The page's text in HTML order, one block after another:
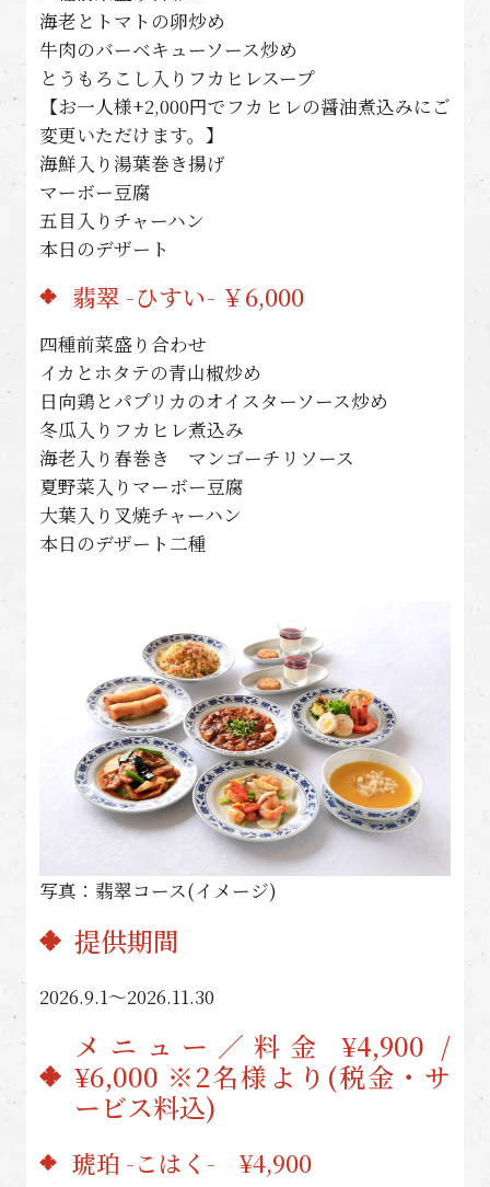
海老とトマトの卵炒め
牛肉のバーベキューソース炒め
とうもろこし入りフカヒレスープ
【お一人様+2,000円でフカヒレの醤油煮込みにご
変更いただけます。】
海鮮入り湯葉巻き揚げ
マーボー豆腐
五目入りチャーハン
本日のデザート
翡翠 -ひすい- ￥6,000
四種前菜盛り合わせ
イカとホタテの青山椒炒め
日向鶏とパプリカのオイスターソース炒め
冬瓜入りフカヒレ煮込み
海老入り春巻き マンゴーチリソース
夏野菜入りマーボー豆腐
大葉入り叉焼チャーハン
本日のデザート二種
写真：翡翠コース(イメージ)
提供期間
2026.9.1〜2026.11.30
メニュー／料金 ¥4,900 /
¥6,000 ※2名様より(税金・サ
ービス料込)
琥珀 -こはく- ¥4,900